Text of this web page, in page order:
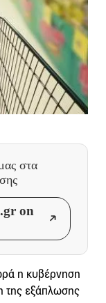
στα
on
η κυβέρνηση
της εξάπλωσης